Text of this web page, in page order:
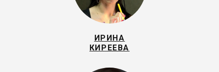
ИРИНА
КИРЕЕВА